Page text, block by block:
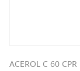
ACEROL C 60 CPR